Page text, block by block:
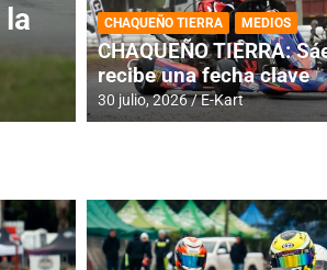
RMC BUENOS
histórica en
4 agosto, 2026 E-Kart
CHAQUEÑO TIERRA MEDIOS
CHAQUEÑO TIERRA:
recibe una fecha clave
30 julio, 2026 E-Kart